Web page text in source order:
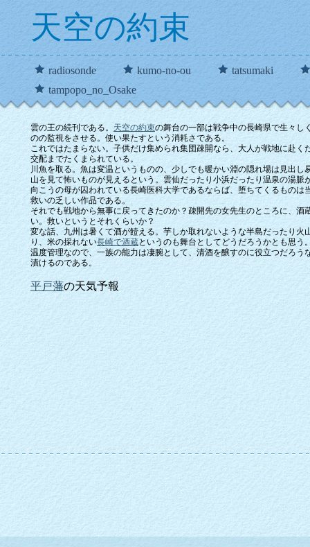
天空の約束
radiosonde kumo-no-ou
tatsumaki
tampopo_no_Osake
雲の王の続刊である。 天空の約束の舞台の一部は戦争中の長崎県で生々し
のの監視をさせる。使い果たすという消耗さである。
これではたまらない。子供だけ集められ集団疎開なら、大人が戦地に赴く
交配までたくまられている。
川魚を取る。魚は変温というものの、少しでも暖かい淵の隠れ場は見出し
山を見て怖いものが見えるという。雲仙だったり小浜だったり温泉の湯脈
向こうの母が囚われている長崎医科大学であるならば、堕ちてくるものは
救いの乏しい作品である。
それでも戦地から無事に戻ってきたのか？疎開先の女先生のところに、酒
い。救いというとそれくらいか？
変な話、九州は暑くて酒が饐える。芋しか取れないような半島だったり火
り、米の採れない長崎で酒蔵というのも舞台としてどうだろうかとも思
温度管理なので、一族の能力は凄腕として、清酒を醸すのに役立つだろう
漬けるのである。
平戸藩の天気予報